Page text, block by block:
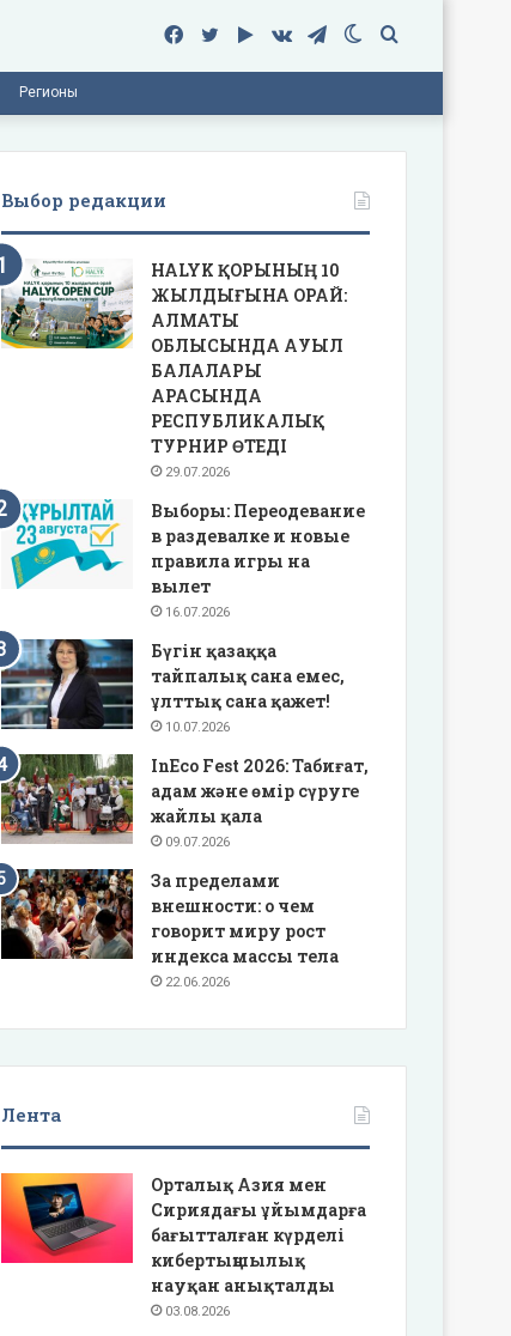
Поиск
Switch
Telegram
vk.com
Google
Twitter
Facebook
Регионы
Выбор редакции
HALYK ҚОРЫНЫҢ 10
ЖЫЛДЫҒЫНА ОРАЙ:
АЛМАТЫ
ОБЛЫСЫНДА АУЫЛ
БАЛАЛАРЫ
АРАСЫНДА
РЕСПУБЛИКАЛЫҚ
ТУРНИР ӨТЕДІ
29.07.2026
Выборы: Переодевание
в раздевалке и новые
правила игры на
вылет
16.07.2026
Бүгін қазаққа
тайпалық сана емес,
ұлттық сана қажет!
10.07.2026
InEco Fest 2026: Табиғат,
адам және өмір сүруге
жайлы қала
09.07.2026
За пределами
внешности: о чем
говорит миру рост
индекса массы тела
22.06.2026
Лента
Орталық Азия мен
Сириядағы ұйымдарға
бағытталған күрделі
кибертыңшылық
науқан анықталды
03.08.2026